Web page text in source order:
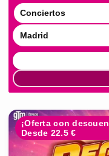
Conciertos
Madrid
¡Oferta con
Desde 22.5 €